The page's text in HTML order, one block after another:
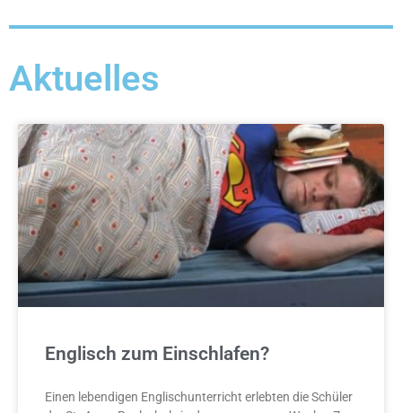
Aktuelles
Englisch zum Einschlafen?
Einen lebendigen Englischunterricht erlebten die Schüler